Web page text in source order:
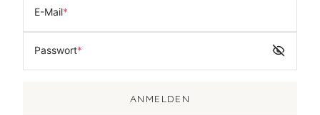
E-Mail*
Passwort*
ANMELDEN